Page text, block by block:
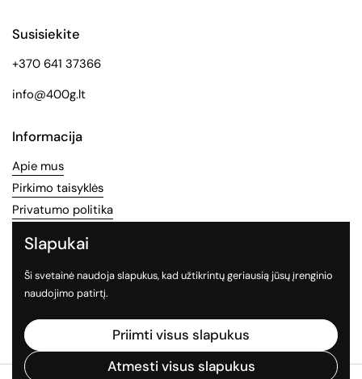
Susisiekite
+370 641 37366
info@400g.lt
Informacija
Apie mus
Pirkimo taisyklės
Privatumo politika
Socialinės medijos
Sekite mus socialiniuose tinkluose
Facebook
Slapukai
Ši svetainė naudoja slapukus, kad užtikrintų geriausią jūsų įrenginio
naudojimo patirtį.
Priimti visus slapukus
Atmesti visus slapukus